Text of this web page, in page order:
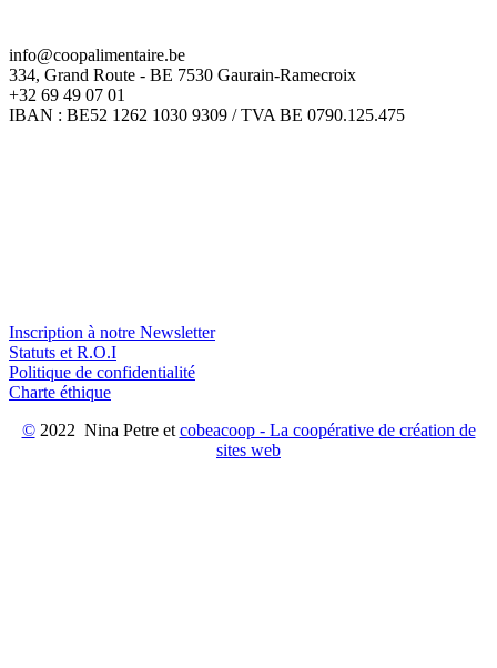
info@coopalimentaire.be
334, Grand Route - BE 7530 Gaurain-Ramecroix
+32 69 49 07 01
IBAN : BE52 1262 1030 9309 / TVA BE 0790.125.475
Inscription à notre Newsletter
Statuts et R.O.I
Politique de confidentialité
Charte éthique
©2022 Nina Petre et cobeacoop - La coopérative de création de
sites web